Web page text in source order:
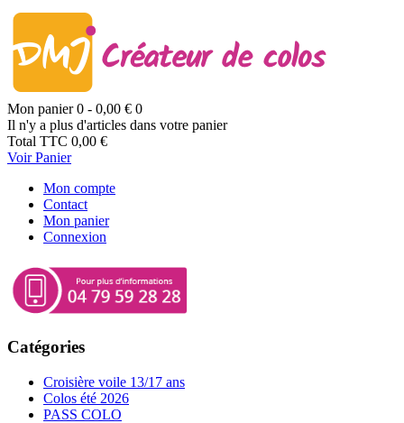
Mon panier 0 - 0,00 € 0
Il n'y a plus d'articles dans votre panier
Total TTC 0,00 €
Voir Panier
Mon compte
Contact
Mon panier
Connexion
Catégories
Croisière voile 13/17 ans
Colos été 2026
PASS COLO